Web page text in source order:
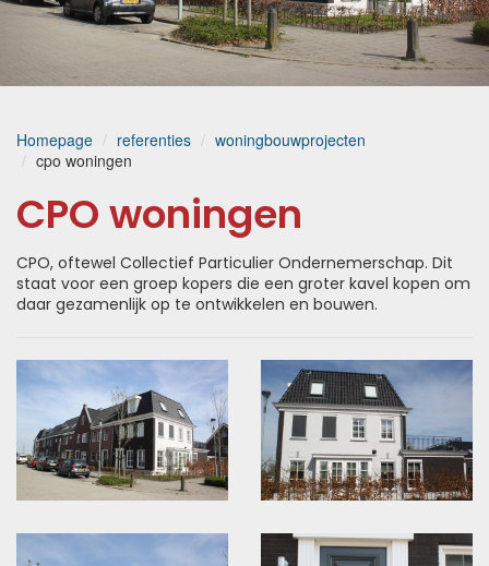
Homepage referenties
woningbouwprojecten
cpo woningen
CPO woningen
CPO, oftewel Collectief Particulier Ondernemerschap. Dit
staat voor een groep kopers die een groter kavel kopen om
daar gezamenlijk op te ontwikkelen en bouwen.